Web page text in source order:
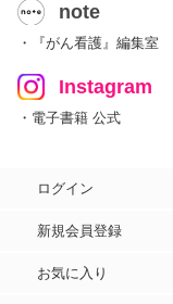
note
・『がん看護』編集室
Instagram
・電子書籍 公式
ログイン
新規会員登録
お気に入り